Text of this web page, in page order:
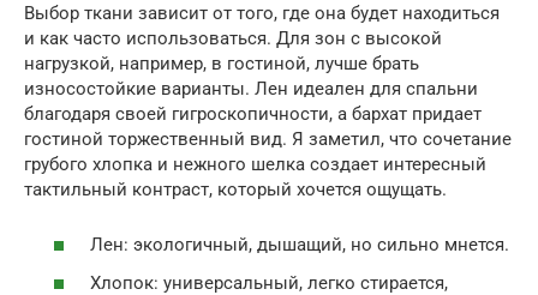
Выбор ткани зависит от того, где она будет находиться
и как часто использоваться. Для зон с высокой
нагрузкой, например, в гостиной, лучше брать
износостойкие варианты. Лен идеален для спальни
благодаря своей гигроскопичности, а бархат придает
гостиной торжественный вид. Я заметил, что сочетание
грубого хлопка и нежного шелка создает интересный
тактильный контраст, который хочется ощущать.
Лен: экологичный, дышащий, но сильно мнется.
Хлопок: универсальный, легко стирается,